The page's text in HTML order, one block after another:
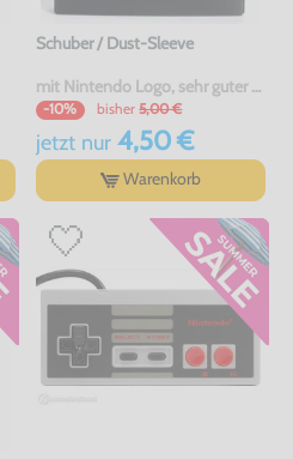
Schuber / Dust-Sleeve
mit Nintendo Logo, sehr guter Zustand, gebraucht
-10% bisher 5,00 €
jetzt nur4,50 €
Warenkorb